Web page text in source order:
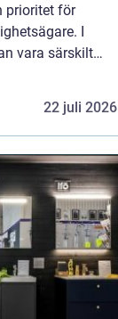
prioritet för
I
vara särskilt
22 juli 2026